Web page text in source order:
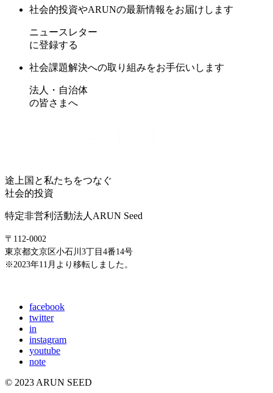
社会的投資やARUNの最新情報をお届けします
ニュースレター
に登録する
社会課題解決への取り組みをお手伝いします
法人・自治体
の皆さまへ
途上国と私たちをつなぐ
社会的投資
特定非営利活動法人ARUN Seed
〒112-0002
東京都文京区小石川3丁目4番14号
※2023年11月より移転しました。
facebook
twitter
in
instagram
youtube
note
© 2023 ARUN SEED